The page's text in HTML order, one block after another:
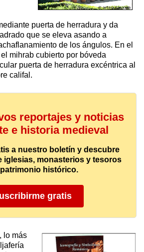
puerta de herradura y da
que se eleva asando a
de los ángulos. En el
mihrab cubierto por bóveda
puerta de herradura excéntrica al
califal.
reportajes y noticias
e historia medieval
a nuestro boletín y descubre
iglesias, monasterios y tesoros
histórico.
gratis
lo más